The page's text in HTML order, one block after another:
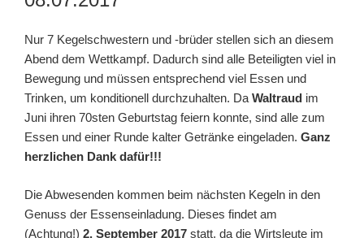
Nur 7 Kegelschwestern und -brüder stellen sich an diesem
Abend dem Wettkampf. Dadurch sind alle Beteiligten viel in
Bewegung und müssen entsprechend viel Essen und
Trinken, um konditionell durchzuhalten. Da Waltraud im
Juni ihren 70sten Geburtstag feiern konnte, sind alle zum
Essen und einer Runde kalter Getränke eingeladen. Ganz
herzlichen Dank dafür!!!
Die Abwesenden kommen beim nächsten Kegeln in den
Genuss der Essenseinladung. Dieses findet am
(Achtung!) 2. September 2017 statt, da die Wirtsleute im